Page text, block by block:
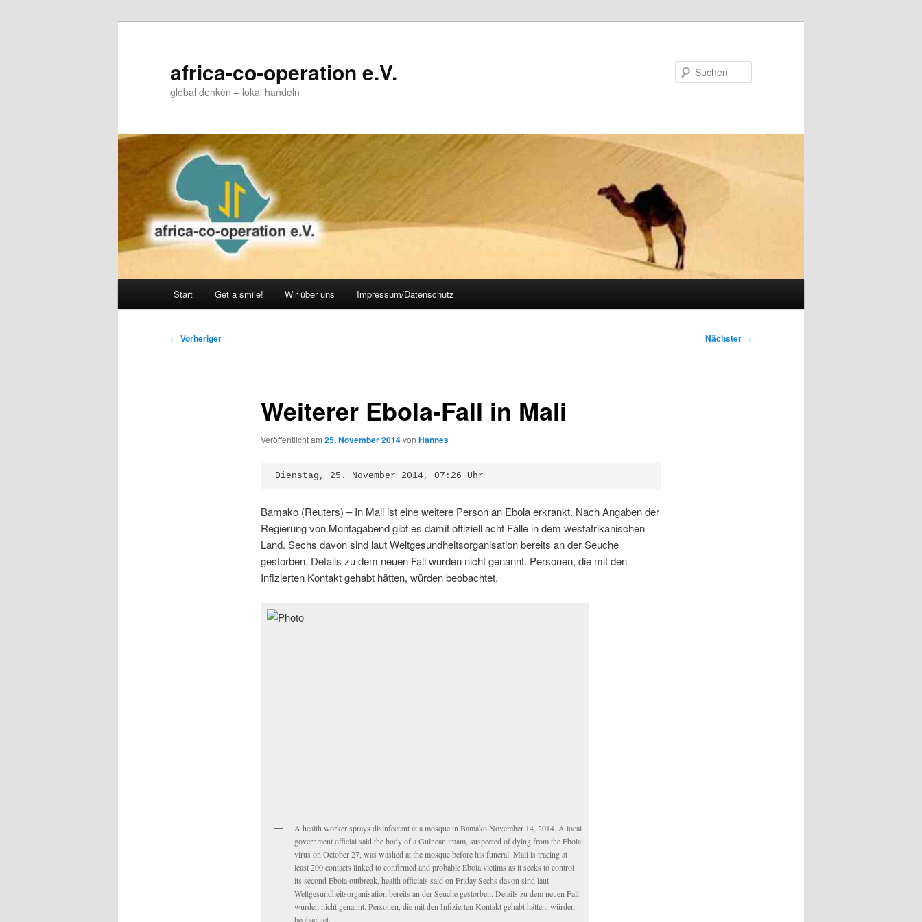
africa-co-operation e.V.
global denken – lokal handeln
Start Get a smile! Wir über uns Impressum/Datenschutz
Beitragsnavigation
← Vorheriger Nächster →
Weiterer Ebola-Fall in Mali
Veröffentlicht am 25. November 2014von Hannes
Dienstag, 25. November 2014, 07:26 Uhr
Bamako (Reuters) – In Mali ist eine weitere Person an Ebola erkrankt. Nach Angaben der
Regierung von Montagabend gibt es damit offiziell acht Fälle in dem westafrikanischen
Land. Sechs davon sind laut Weltgesundheitsorganisation bereits an der Seuche
gestorben. Details zu dem neuen Fall wurden nicht genannt. Personen, die mit den
Infizierten Kontakt gehabt hätten, würden beobachtet.
A health worker sprays disinfectant at a mosque in Bamako November 14, 2014. A local
government official said the body of a Guinean imam, suspected of dying from the Ebola
virus on October 27, was washed at the mosque before his funeral. Mali is tracing at
least 200 contacts linked to confirmed and probable Ebola victims as it seeks to control
its second Ebola outbreak, health officials said on Friday.Sechs davon sind laut
Weltgesundheitsorganisation bereits an der Seuche gestorben. Details zu dem neuen Fall
wurden nicht genannt. Personen, die mit den Infizierten Kontakt gehabt hätten, würden
beobachtet.